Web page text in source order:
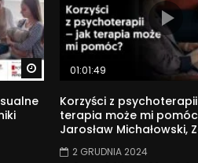
Watch Later
01:01:49
Korzyści z
terapia może mi
Jarosław Michałowski,
2 GRUDNIA 2024